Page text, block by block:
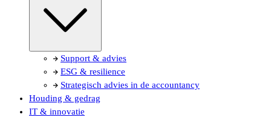
Support & advies
ESG & resilience
Strategisch advies in de accountancy
Houding & gedrag
IT & innovatie